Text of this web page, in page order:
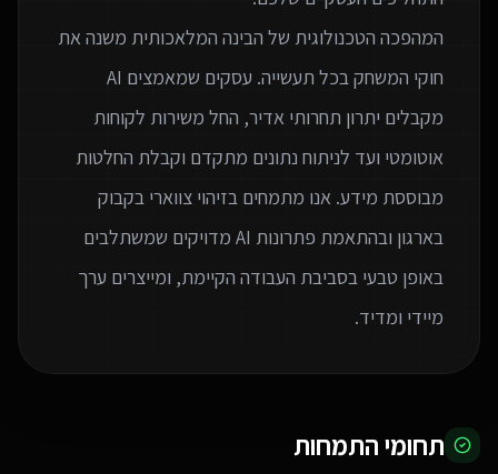
המהפכה הטכנולוגית של הבינה המלאכותית משנה את
חוקי המשחק בכל תעשייה. עסקים שמאמצים AI
מקבלים יתרון תחרותי אדיר, החל משירות לקוחות
אוטומטי ועד לניתוח נתונים מתקדם וקבלת החלטות
מבוססת מידע. אנו מתמחים בזיהוי צווארי בקבוק
בארגון ובהתאמת פתרונות AI מדויקים שמשתלבים
באופן טבעי בסביבת העבודה הקיימת, ומייצרים ערך
מיידי ומדיד.
תחומי התמחות